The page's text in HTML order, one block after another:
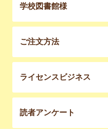
学校図書館様
ご注文方法
ライセンスビジネス
読者アンケート